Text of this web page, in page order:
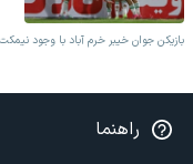
بازیکن جوان خیبر خرم آباد با وجود
راهنما